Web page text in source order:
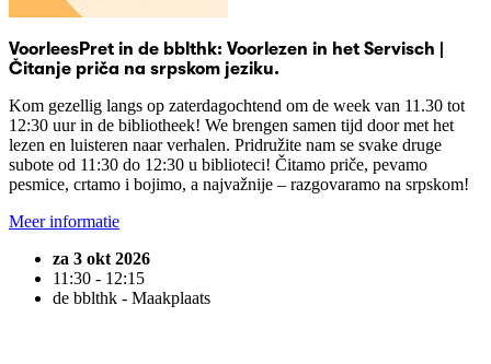
VoorleesPret in de bblthk: Voorlezen in het Servisch |
Čitanje priča na srpskom jeziku.
Kom gezellig langs op zaterdagochtend om de week van 11.30 tot
12:30 uur in de bibliotheek! We brengen samen tijd door met het
lezen en luisteren naar verhalen. Pridružite nam se svake druge
subote od 11:30 do 12:30 u biblioteci! Čitamo priče, pevamo
pesmice, crtamo i bojimo, a najvažnije – razgovaramo na srpskom!
Meer informatie
za 3 okt 2026
11:30 - 12:15
de bblthk - Maakplaats